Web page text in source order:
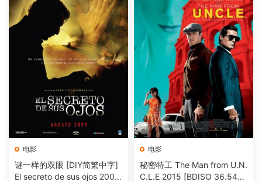
电影
谜一样的双眼 [DIY简繁中字]
El secreto de sus ojos 2009
电影
秘密特工 The Man from U.N.
C.L.E 2015 [BDISO 36.54G